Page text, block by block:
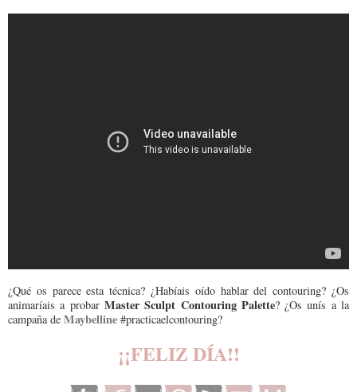
¿Qué os parece esta técnica? ¿Habíais oído hablar del contouring? ¿Os
animaríais a probar Master Sculpt Contouring Palette? ¿Os unís a la
campaña de Maybelline #practicaelcontouring?
¡¡FELIZ DÍA!!